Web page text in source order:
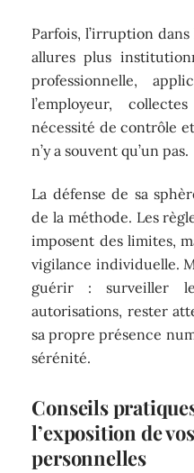
Parfois, l’irruption
allures plus
professionnelle,
l’employeur,
nécessité de contrôle
n’y a souvent qu’un pas.
La défense de sa
de la méthode. Les
imposent des limites,
vigilance individuelle.
guérir : surveiller
autorisations, rester
sa propre présence
sérénité.
Conseils
l’exposition de
personnelles